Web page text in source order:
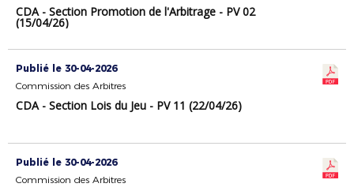
CDA - Section Promotion de l'Arbitrage - PV 02
(15/04/26)
Publié le 30-04-2026
Commission des Arbitres
CDA - Section Lois du Jeu - PV 11 (22/04/26)
Publié le 30-04-2026
Commission des Arbitres